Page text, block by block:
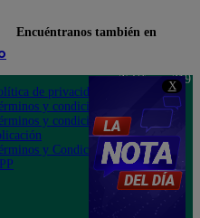
X
Encuéntranos también en
de privacidad
y condiciones
y condiciones
y Condiciones
Teléfono: 219
Av. San
Felipe 968
Jesús María